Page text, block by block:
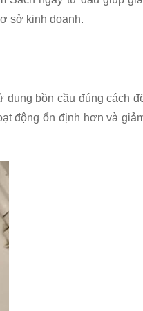
sở kinh doanh.
dụng bồn cầu đúng cách
động ổn định hơn và